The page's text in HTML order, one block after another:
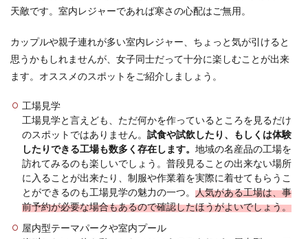
天敵です。室内レジャーであれば寒さの心配はご無用。
カップルや親子連れが多い室内レジャー、ちょっと気が引けると
思うかもしれませんが、女子同士だって十分に楽しむことが出来
ます。オススメのスポットをご紹介しましょう。
工場見学
工場見学と言えども、ただ何かを作っているところを見るだけ
のスポットではありません。 試食や試飲したり、もしくは体験
したりできる工場も数多く存在します。 地域の名産品の工場を
訪れてみるのも楽しいでしょう。普段見ることの出来ない場所
に入ることが出来たり、制服や作業着を実際に着せてもらうこ
とができるのも工場見学の魅力の一つ。 人気がある工場は、事
前予約が必要な場合もあるので確認したほうがよいでしょう。
屋内型テーマパークや室内プール